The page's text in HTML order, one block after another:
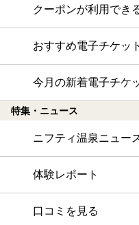
クーポンが利用でき
おすすめ電子チケッ
今月の新着電子チケ
特集・ニュース
ニフティ温泉ニュー
体験レポート
口コミを見る